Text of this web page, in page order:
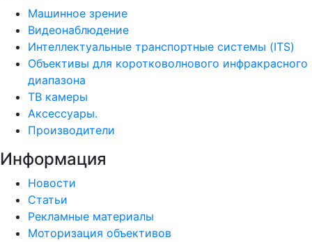
Машинное зрение
Видеонаблюдение
Интеллектуальные транспортные системы (ITS)
Объективы для коротковолнового инфракрасного
диапазона
ТВ камеры
Аксессуары.
Производители
Информация
Новости
Статьи
Рекламные материалы
Моторизация объективов